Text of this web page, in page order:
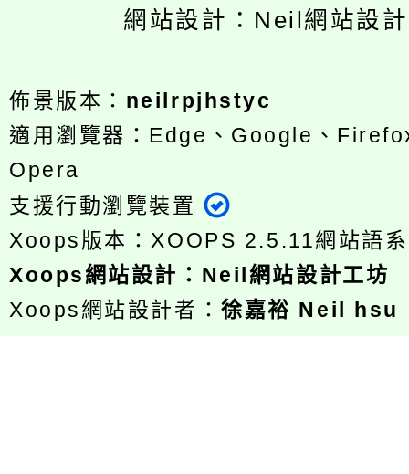
網站設計：Neil網站設
佈景版本： neilrpjhstyc
適用瀏覽器：Edge、Google、
Opera
支援行動瀏覽裝置
Xoops版本： XOOPS 2.5.11網站語
Xoops網站設計 ： Neil網站設計工坊
Xoops網站設計者：徐嘉裕 Neil hsu